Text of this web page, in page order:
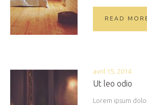
READ
avril 15, 2014
Ut leo odio
Lorem ipsum